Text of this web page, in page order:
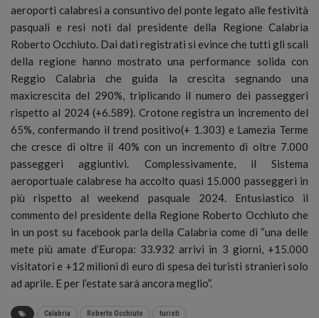
aeroporti calabresi a consuntivo del ponte legato alle festività
pasquali e resi noti dal presidente della Regione Calabria
Roberto Occhiuto. Dai dati registrati si evince che tutti gli scali
della regione hanno mostrato una performance solida con
Reggio Calabria che guida la crescita segnando una
maxicrescita del 290%, triplicando il numero dei passeggeri
rispetto al 2024 (+6.589). Crotone registra un incremento del
65%, confermando il trend positivo(+ 1.303) e Lamezia Terme
che cresce di oltre il 40% con un incremento di oltre 7.000
passeggeri aggiuntivi. Complessivamente, il Sistema
aeroportuale calabrese ha accolto quasi 15.000 passeggeri in
più rispetto al weekend pasquale 2024. Entusiastico il
commento del presidente della Regione Roberto Occhiuto che
in un post su facebook parla della Calabria come di “una delle
mete più amate d’Europa: 33.932 arrivi in 3 giorni, +15.000
visitatori e +12 milioni di euro di spesa dei turisti stranieri solo
ad aprile. E per l’estate sarà ancora meglio”.
Calabria Roberto Occhiuto turisti